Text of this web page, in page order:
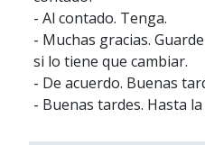
- Al contado. Tenga.
- Muchas gracias.
si lo tiene que cambiar.
- De acuerdo. Buenas
- Buenas tardes. Hasta la